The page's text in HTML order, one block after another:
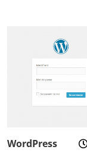
WordPress
3